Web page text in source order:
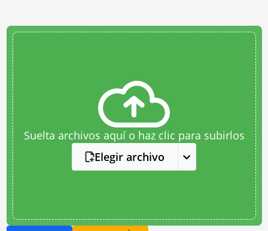
Suelta archivos aquí o haz clic para subirlos
Elegir archivo